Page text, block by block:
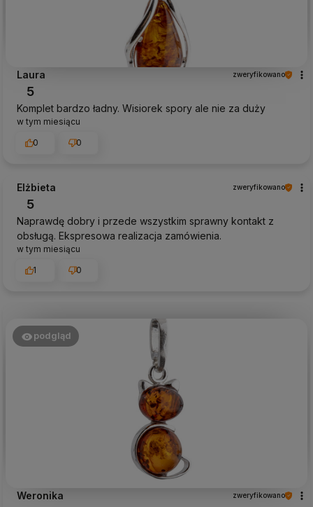
Laura zweryfikowano
5
Komplet bardzo ładny. Wisiorek spory ale nie za duży
w tym miesiącu
0
0
Elżbieta zweryfikowano
5
Naprawdę dobry i przede wszystkim sprawny kontakt z
obsługą. Ekspresowa realizacja zamówienia.
w tym miesiącu
1
0
podgląd
Weronika zweryfikowano